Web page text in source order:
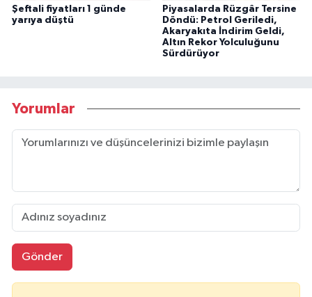
Şeftali fiyatları 1 günde
yarıya düştü
Piyasalarda Rüzgâr Tersine
Döndü: Petrol Geriledi,
Akaryakıta İndirim Geldi,
Altın Rekor Yolculuğunu
Sürdürüyor
Yorumlar
Gönder